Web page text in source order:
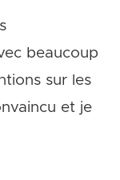
beaucoup
sur les
et je